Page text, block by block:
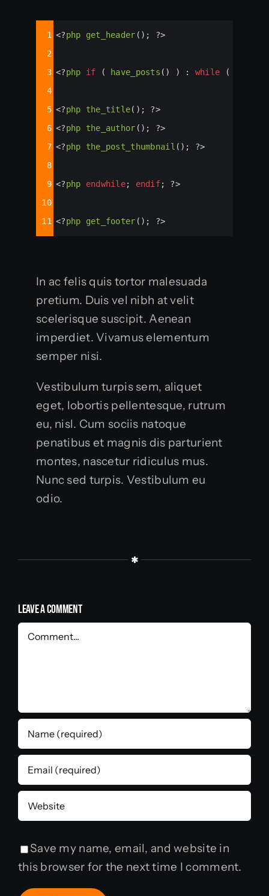
1 <?php get_header (); ?>
2
3 <?php if ( have_posts () ) : while (
4
5 <?php the_title(); ?>
6 <?php the_author (); ?>
7 <?php the_post_thumbnail (); ?>
8
9 <?php endwhile; endif; ?>
10
11 <?php get_footer (); ?>
In ac felis quis tortor malesuada
pretium. Duis vel nibh at velit
scelerisque suscipit. Aenean
imperdiet. Vivamus elementum
semper nisi.
Vestibulum turpis sem, aliquet
eget, lobortis pellentesque, rutrum
eu, nisl. Cum sociis natoque
penatibus et magnis dis parturient
montes, nascetur ridiculus mus.
Nunc sed turpis. Vestibulum eu
odio.
Leave A Comment
Comment
Save my name, email, and website in
this browser for the next time I comment.